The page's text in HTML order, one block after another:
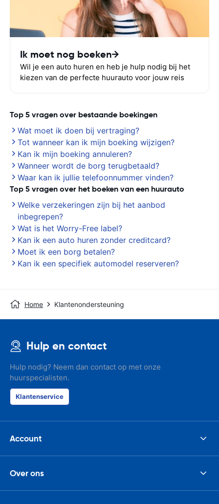
Ik moet nog boeken
Wil je een auto huren en heb je hulp nodig bij het
kiezen van de perfecte huurauto voor jouw reis
Top 5 vragen over bestaande boekingen
Wat moet ik doen bij vertraging?
Tot wanneer kan ik mijn boeking wijzigen?
Kan ik mijn boeking annuleren?
Wanneer wordt de borg terugbetaald?
Waar kan ik jullie telefoonnummer vinden?
Top 5 vragen over het boeken van een huurauto
Welke verzekeringen zijn bij het aanbod
inbegrepen?
Wat is het Worry-Free label?
Kan ik een auto huren zonder creditcard?
Moet ik een borg betalen?
Kan ik een specifiek automodel reserveren?
Home Klantenondersteuning
Hulp en contact
Hulp nodig? Neem dan contact op met onze
huurspecialisten.
Klantenservice
Account
Over ons